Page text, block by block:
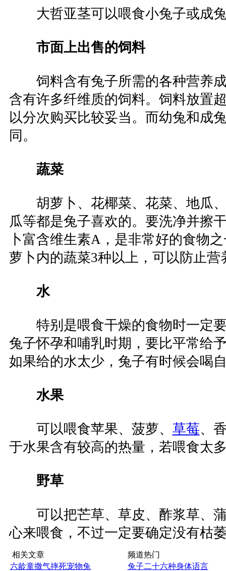
大哲亚茎可以喂食小兔子或成
市面上出售的饲料
饲料含有兔子所需的各种营养成
含有许多纤维质的饲料。饲料放置
以分次购买比较妥当。而幼兔和成
同。
蔬菜
胡萝卜、花椰菜、花菜、地瓜、
瓜等都是兔子喜欢的。要洗净并擦
卜富含维生素A，是非常好的食物
萝卜内的蔬菜3种以上，可以防止营
水
特别是喂食干燥的食物时一定要
兔子怀孕和哺乳时期，要比平常给
如果给的水太少，兔子有时候会喝
水果
可以喂食苹果、菠萝、 草莓、
于水果含有较高的热量，若喂食太
野草
可以把芒草、草皮、酢浆草、蒲
心来喂食，不过一定要确定没有枯
相关文章
六龄童撒气摔死宠物兔
频道热门
兔子二十六种身体语言